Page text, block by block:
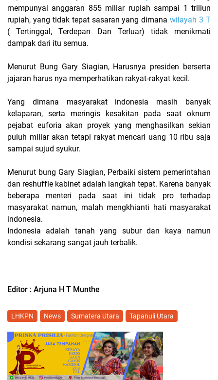
mempunyai anggaran 855 miliar rupiah sampai 1 triliun
rupiah, yang tidak tepat sasaran yang dimanawilayah 3 T
( Tertinggal, Terdepan Dan Terluar) tidak menikmati
dampak dari itu semua.
Menurut Bung Gary Siagian, Harusnya presiden berserta
jajaran harus nya memperhatikan rakyat‐rakyat kecil.
Yang dimana masyarakat indonesia masih banyak
kelaparan, serta meringis kesakitan pada saat oknum
pejabat euforia akan proyek yang menghasilkan sekian
puluh miliar akan tetapi rakyat mencari uang 10 ribu saja
sampai sujud syukur.
Menurut bung Gary Siagian, Perbaiki sistem pemerintahan
dan reshuffle kabinet adalah langkah tepat. Karena banyak
beberapa menteri pada saat ini tidak pro terhadap
masyarakat namun, malah mengkhianti hati masyarakat
indonesia.
Indonesia adalah tanah yang subur dan kaya namun
kondisi sekarang sangat jauh terbalik.
Editor : Arjuna H T Munthe
LHKPN News Sumatera Utara Tapanuli Utara